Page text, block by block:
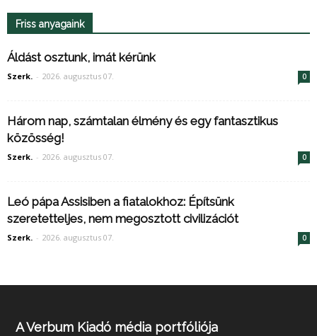
Friss anyagaink
Áldást osztunk, imát kérünk
Szerk. - 2026. augusztus 07. 0
Három nap, számtalan élmény és egy fantasztikus
közösség!
Szerk. - 2026. augusztus 07. 0
Leó pápa Assisiben a fiatalokhoz: Építsünk
szeretetteljes, nem megosztott civilizációt
Szerk. - 2026. augusztus 07. 0
A Verbum Kiadó média portfóliója